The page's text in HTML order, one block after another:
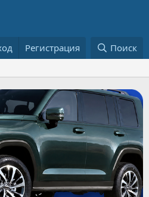
Регистрация Поиск